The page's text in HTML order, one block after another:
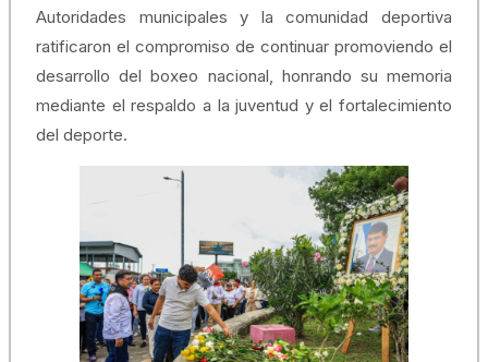
Autoridades municipales y la comunidad deportiva
ratificaron el compromiso de continuar promoviendo el
desarrollo del boxeo nacional, honrando su memoria
mediante el respaldo a la juventud y el fortalecimiento
del deporte.